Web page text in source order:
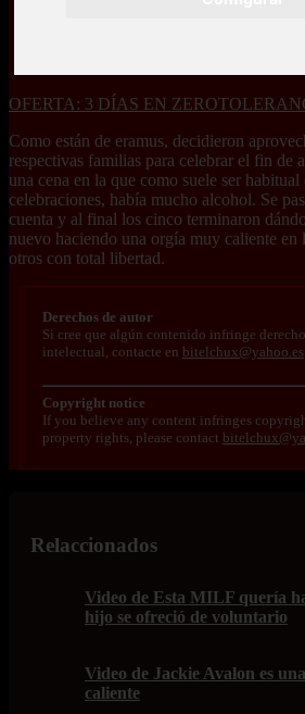
OFERTA: 3 DÍAS EN
Como están de eramus, decidieron
respectivas familias para celebrar el fin de
una cena en la que como suele ser habitual
celebraciones, había mucho alcohol. Se
cuenta y al final los cinco terminaron
nuevo haciendo una orgía muy caliente
otros con total libertad.
Derechos de autor
Si cree que algún contenido infringe
intelectual, contacte en bitelchux@yahoo.es
Copyright notice
If you believe any content infringes
property rights, please contact
Relaccionados
Video de Esta MILF quería
hijo se ofreció de voluntario
Video de Jackie Avalon es
caliente